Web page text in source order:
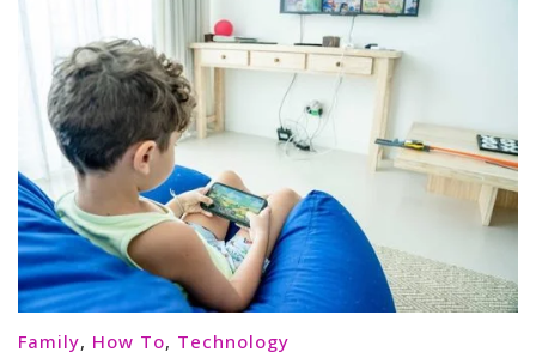
Family, How To, Technology